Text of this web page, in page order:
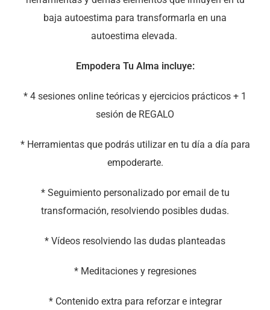
baja autoestima para transformarla en una
autoestima elevada.
Empodera Tu Alma incluye:
* 4 sesiones online teóricas y ejercicios prácticos + 1
sesión de REGALO
* Herramientas que podrás utilizar en tu día a día para
empoderarte.
* Seguimiento personalizado por email de tu
transformación, resolviendo posibles dudas.
* Vídeos resolviendo las dudas planteadas
* Meditaciones y regresiones
* Contenido extra para reforzar e integrar